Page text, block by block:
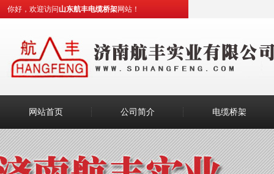
你好，欢迎访问山东航丰电缆桥架网站！
网站首页 公司简介 电缆桥架